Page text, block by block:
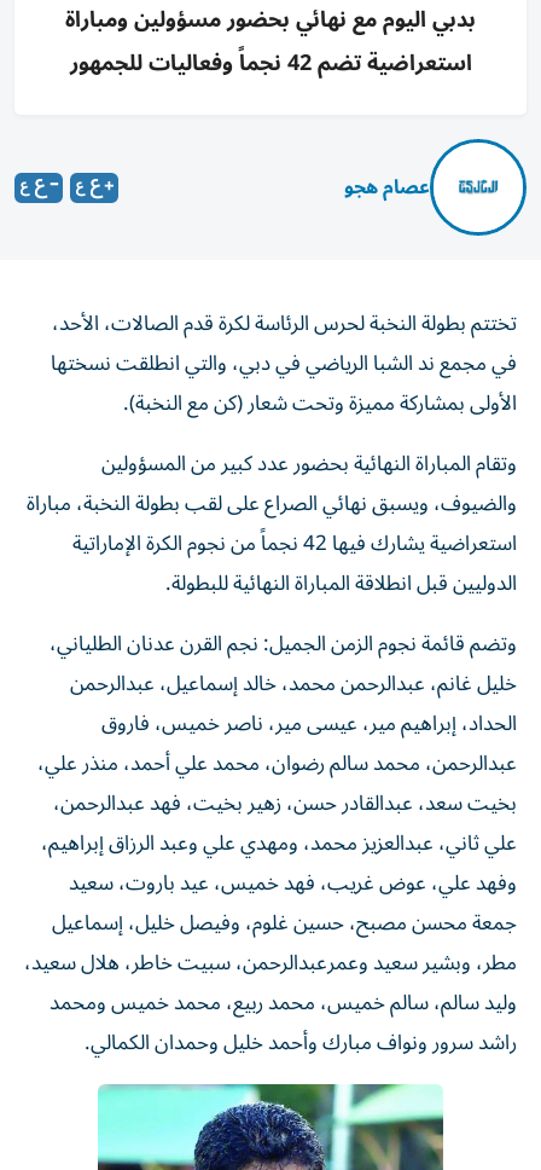
بدبي اليوم مع نهائي بحضور مسؤولين ومباراة
استعراضية تضم 42 نجماً وفعاليات للجمهور
عصام هجو
تختتم بطولة النخبة لحرس الرئاسة لكرة قدم الصالات، الأحد،
في مجمع ند الشبا الرياضي في دبي، والتي انطلقت نسختها
الأولى بمشاركة مميزة وتحت شعار (كن مع النخبة).
وتقام المباراة النهائية بحضور عدد كبير من المسؤولين
والضيوف، ويسبق نهائي الصراع على لقب بطولة النخبة، مباراة
استعراضية يشارك فيها 42 نجماً من نجوم الكرة الإماراتية
الدوليين قبل انطلاقة المباراة النهائية للبطولة.
وتضم قائمة نجوم الزمن الجميل: نجم القرن عدنان الطلياني،
خليل غانم، عبدالرحمن محمد، خالد إسماعيل، عبدالرحمن
الحداد، إبراهيم مير، عيسى مير، ناصر خميس، فاروق
عبدالرحمن، محمد سالم رضوان، محمد علي أحمد، منذر علي،
بخيت سعد، عبدالقادر حسن، زهير بخيت، فهد عبدالرحمن،
علي ثاني، عبدالعزيز محمد، ومهدي علي وعبد الرزاق إبراهيم،
وفهد علي، عوض غريب، فهد خميس، عيد باروت، سعيد
جمعة محسن مصبح، حسين غلوم، وفيصل خليل، إسماعيل
مطر، وبشير سعيد وعمرعبدالرحمن، سبيت خاطر، هلال سعيد،
وليد سالم، سالم خميس، محمد ربيع، محمد خميس ومحمد
راشد سرور ونواف مبارك وأحمد خليل وحمدان الكمالي.